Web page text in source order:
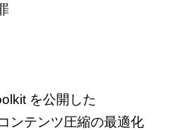
を公開した
ンテンツ圧縮の最適化